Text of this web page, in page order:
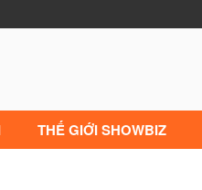
THẾ GIỚI SHOWBIZ